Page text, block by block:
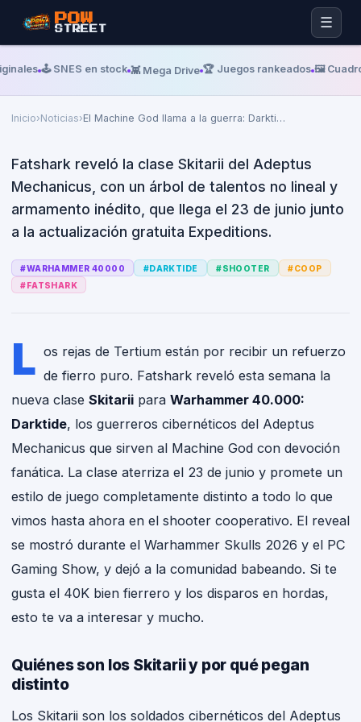
POW
STREET ☰
🕹️ SNES en stock 👾 Mega Drive 🏆 Juegos rankeados 🖼️
Inicio›Noticias›El Machine God llama a la guerra: Darkti…
GAMING NEWS ·
FATSHARK Miércoles, 17 De Junio De 2026
El Machine God llama a la
guerra: Darktide suma la clase
Skitarii el 23 de junio
Fatshark reveló la clase Skitarii del Adeptus
Mechanicus, con un árbol de talentos no lineal y
armamento inédito, que llega el 23 de junio junto
a la actualización gratuita Expeditions.
#WARHAMMER 40000 #DARKTIDE #SHOOTER #COOP
#FATSHARK
L os rejas de Tertium están por recibir un refuerzo
de fierro puro. Fatshark reveló esta semana la
nueva clase Skitarii para Warhammer 40.000:
Darktide, los guerreros cibernéticos del Adeptus
Mechanicus que sirven al Machine God con devoción
fanática. La clase aterriza el 23 de junio y promete un
estilo de juego completamente distinto a todo lo que
vimos hasta ahora en el shooter cooperativo. El reveal
se mostró durante el Warhammer Skulls 2026 y el PC
Gaming Show, y dejó a la comunidad babeando. Si te
gusta el 40K bien fierrero y los disparos en hordas,
esto te va a interesar y mucho.
Quiénes son los Skitarii y por qué pegan
distinto
Los Skitarii son los soldados cibernéticos del Adeptus